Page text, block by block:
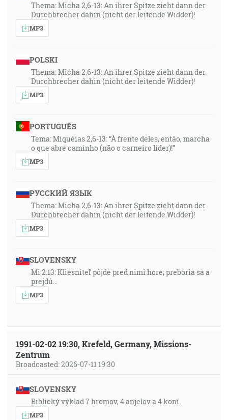
Thema: Micha 2,6-13: An ihrer Spitze zieht dann der
Durchbrecher dahin (nicht der leitende Widder)!
MP3
POLSKI
Thema: Micha 2,6-13: An ihrer Spitze zieht dann der
Durchbrecher dahin (nicht der leitende Widder)!
MP3
PORTUGUÊS
Tema: Miquéias 2,6-13: “À frente deles, então, marcha
o que abre caminho (não o carneiro líder)!”
MP3
РУССКИЙ ЯЗЫК
Thema: Micha 2,6-13: An ihrer Spitze zieht dann der
Durchbrecher dahin (nicht der leitende Widder)!
MP3
SLOVENSKY
Mi 2:13: Kliesniteľ pôjde pred nimi hore; preboria sa a
prejdú…
MP3
1991-02-02 19:30, Krefeld, Germany, Missions-
Zentrum
Broadcasted: 2026-07-11 19:30
SLOVENSKY
Biblický výklad 7 hromov, 4 anjelov a 4 koní.
MP3